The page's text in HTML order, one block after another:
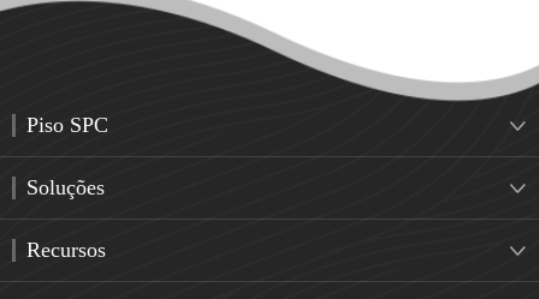
Piso SPC 
Soluções 
Recursos 